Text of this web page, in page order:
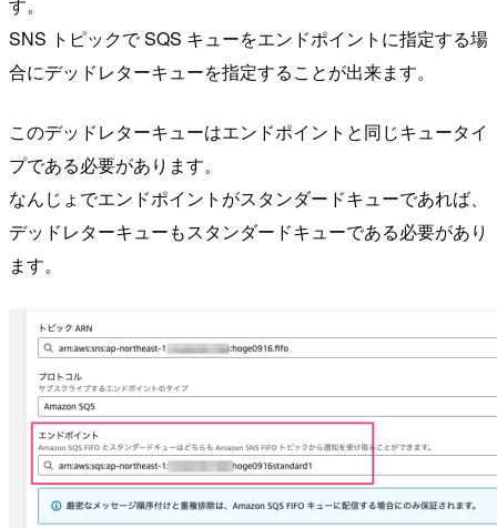
SNS トピックで SQS キューをエンドポイントに指定する場
合にデッドレターキューを指定することが出来ます。
このデッドレターキューはエンドポイントと同じキュータイ
プである必要があります。
なんじょでエンドポイントがスタンダードキューであれば、
デッドレターキューもスタンダードキューである必要があり
ます。